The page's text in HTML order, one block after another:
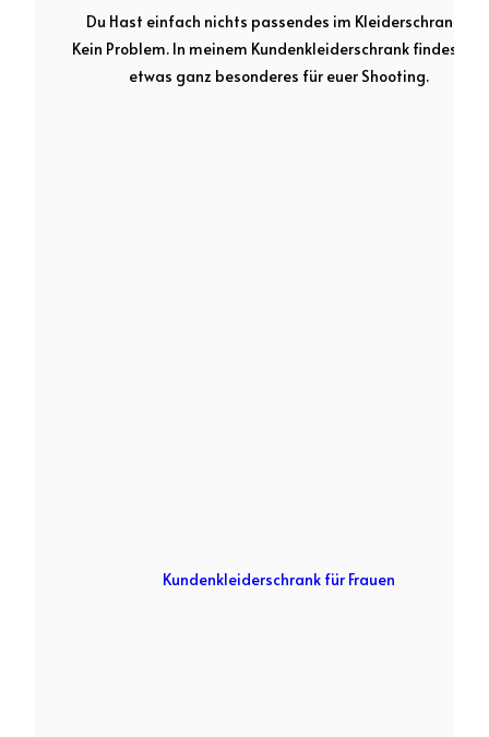
Du Hast einfach nichts passendes im Kleiderschrank ?
Kein Problem. In meinem Kundenkleiderschrank findest du
etwas ganz besonderes für euer Shooting.
Kundenkleiderschrank für Frauen